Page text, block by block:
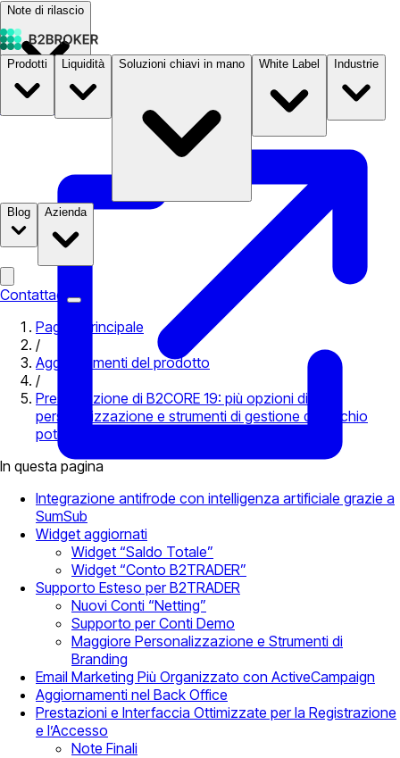
Note di rilascio
PrezziB2STORE
Prodotti Liquidità Soluzioni chiavi in mano White Label Industrie
Blog Azienda
Contattaci
Pagina principale
/
Aggiornamenti del prodotto
/
Presentazione di B2CORE 19: più opzioni di
personalizzazione e strumenti di gestione del rischio
potenziati
In questa pagina
Integrazione antifrode con intelligenza artificiale grazie a
SumSub
Widget aggiornati
Widget “Saldo Totale”
Widget “Conto B2TRADER”
Supporto Esteso per B2TRADER
Nuovi Conti “Netting”
Supporto per Conti Demo
Maggiore Personalizzazione e Strumenti di
Branding
Email Marketing Più Organizzato con ActiveCampaign
Aggiornamenti nel Back Office
Prestazioni e Interfaccia Ottimizzate per la Registrazione
e l’Accesso
Note Finali